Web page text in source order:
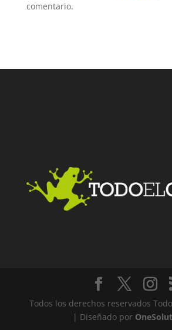
comentario.
Todos los derechos reservados
| Diseñado por
Facebook